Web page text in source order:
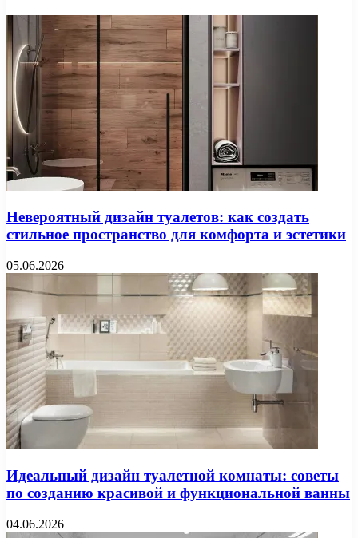
Невероятный дизайн туалетов: как создать
стильное пространство для комфорта и эстетики
05.06.2026
Идеальный дизайн туалетной комнаты: советы
по созданию красивой и функциональной ванны
04.06.2026